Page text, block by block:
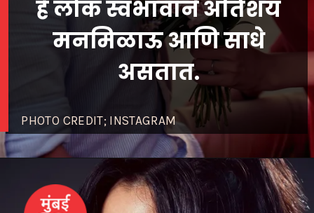
PHOTO CREDIT; INSTAGRAM
हे लोक स्वभावाने अतिशय
मनमिळाऊ आणि साधे
असतात.